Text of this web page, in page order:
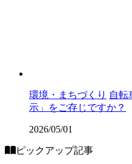
環境・まちづくり 自転
示」をご存じですか？
2026/05/01
ピックアップ記事